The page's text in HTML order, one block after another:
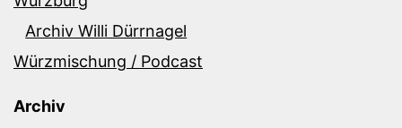
Archiv Willi Dürrnagel
Würzmischung / Podcast
Archiv